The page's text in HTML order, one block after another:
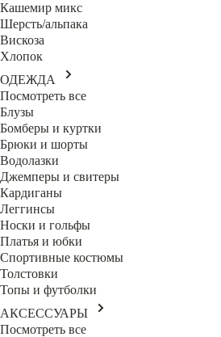
Кашемир микс
Шерсть/альпака
Вискоза
Хлопок
ОДЕЖДА
Посмотреть все
Блузы
Бомберы и куртки
Брюки и шорты
Водолазки
Джемперы и свитеры
Кардиганы
Леггинсы
Носки и гольфы
Платья и юбки
Спортивные костюмы
Толстовки
Топы и футболки
АКСЕССУАРЫ
Посмотреть все